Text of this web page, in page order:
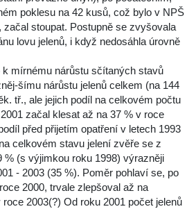
poklesu na 42 kusů, což bylo v NPŠ
začal stoupat. Postupně se zvyšovala
lovu jelenů, i když nedosáhla úrovně
k mírnému nárůstu sčítaných stavů
šímu nárůstu jelenů celkem (na 144
tř., ale jejich podíl na celkovém počtu
začal klesat až na 37 % v roce
před přijetím opatření v letech 1993
celkovém stavu jelení zvěře se z
% (s výjimkou roku 1998) výrazněji
- 2003 (35 %). Poměr pohlaví se, po
2000, trvale zlepšoval až na
2003(?) Od roku 2001 počet jelenů